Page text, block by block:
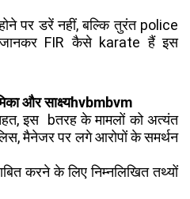
होने पर डरें नहीं, बल्कि तुरंत police
FIR कैसे karate हैं इस
और साक्ष्यhvbmbvm
इस bतरह के मामलों को अत्यंत
मैनेजर पर लगे आरोपों के समर्थन
करने के लिए निम्नलिखित तथ्यों